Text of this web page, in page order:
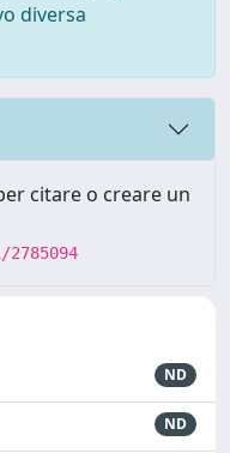
diversa
citare o creare un
ND
ND